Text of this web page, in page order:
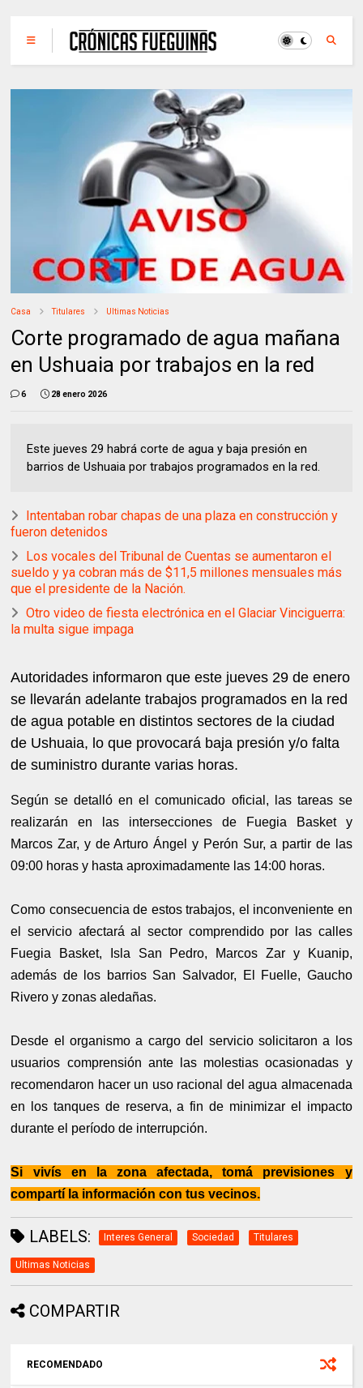
Casa Titulares Ultimas Noticias
Corte programado de agua mañana
en Ushuaia por trabajos en la red
6 28 enero 2026
Este jueves 29 habrá corte de agua y baja presión en
barrios de Ushuaia por trabajos programados en la red.
Intentaban robar chapas de una plaza en construcción y
fueron detenidos
Los vocales del Tribunal de Cuentas se aumentaron el
sueldo y ya cobran más de $11,5 millones mensuales más
que el presidente de la Nación.
Otro video de fiesta electrónica en el Glaciar Vinciguerra:
la multa sigue impaga
Autoridades informaron que este jueves 29 de enero
se llevarán adelante trabajos programados en la red
de agua potable en distintos sectores de la ciudad
de Ushuaia, lo que provocará baja presión y/o falta
de suministro durante varias horas.
Según se detalló en el comunicado oficial, las tareas se
realizarán en las intersecciones de Fuegia Basket y
Marcos Zar, y de Arturo Ángel y Perón Sur, a partir de las
09:00 horas y hasta aproximadamente las 14:00 horas.
Como consecuencia de estos trabajos, el inconveniente en
el servicio afectará al sector comprendido por las calles
Fuegia Basket, Isla San Pedro, Marcos Zar y Kuanip,
además de los barrios San Salvador, El Fuelle, Gaucho
Rivero y zonas aledañas.
Desde el organismo a cargo del servicio solicitaron a los
usuarios comprensión ante las molestias ocasionadas y
recomendaron hacer un uso racional del agua almacenada
en los tanques de reserva, a fin de minimizar el impacto
durante el período de interrupción.
Si vivís en la zona afectada, tomá previsiones y
compartí la información con tus vecinos.
LABELS: Interes General Sociedad Titulares
Ultimas Noticias
COMPARTIR
RECOMENDADO